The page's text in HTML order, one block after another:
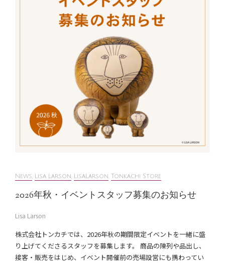
News Lisa Larson LisaLarson Tonkachi Store
2026年秋・イベントスタッフ募集のお知らせ
Lisa Larson
株式会社トンカチでは、2026年秋の期間限定イベントを一緒に盛
り上げてくださるスタッフを募集します。 商品の陳列や品出し、
接客・販売をはじめ、イベント開催前の売場設営にも携わってい